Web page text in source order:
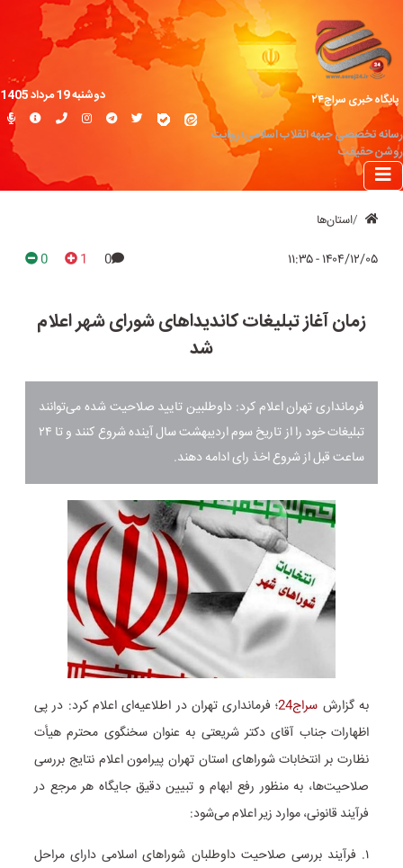
پایگاه خبری سراج۲۴
رسانه تخصصی جبهه انقلاب اسلامی؛ روایت
روشن حقیقت
دوشنبه 19 مرداد 1405
استان‌ها
۱۴۰۴/۱۲/۰۵ - ۱۱:۳۵ 0
1
0
زمان آغاز تبلیغات کاندیداهای شورای شهر اعلام
شد
فرمانداری تهران اعلام کرد: داوطلبین تایید صلاحیت شده می‌توانند
تبلیغات خود را از تاریخ سوم اردیبهشت سال آینده شروع کنند و تا ۲۴
ساعت قبل از شروع اخذ رای ادامه دهند.
به گزارش سراج24
؛ فرمانداری تهران در اطلاعیه‌ای اعلام کرد: در پی
اظهارات جناب آقای دکتر شریعتی به عنوان سخنگوی محترم هیأت
نظارت بر انتخابات شوراهای استان تهران پیرامون اعلام نتایج بررسی
صلاحیت‌ها، به منظور رفع ابهام و تبیین دقیق جایگاه هر مرجع در
فرآیند قانونی، موارد زیر اعلام می‌شود:
۱. فرآیند بررسی صلاحیت داوطلبان شوراهای اسلامی دارای مراحل